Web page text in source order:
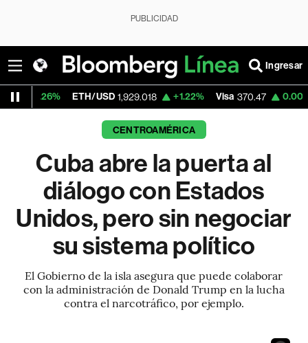
PUBLICIDAD
Ingresar
ETH/USD 1,929.018 +1.22% Visa 370.47 0.00%
CENTROAMÉRICA
Cuba abre la puerta al
diálogo con Estados
Unidos, pero sin negociar
su sistema político
El Gobierno de la isla asegura que puede colaborar
con la administración de Donald Trump en la lucha
contra el narcotráfico, por ejemplo.